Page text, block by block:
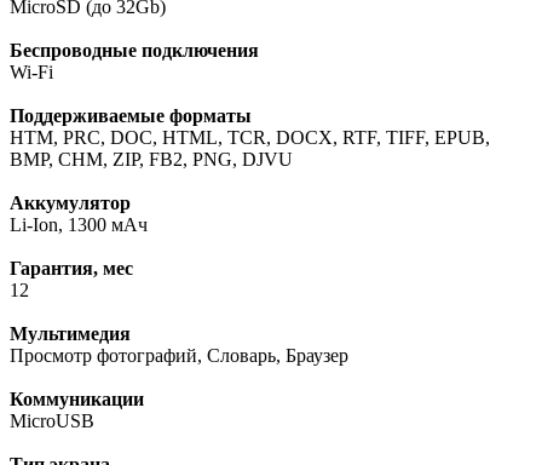
MicroSD (до 32Gb)
Беспроводные подключения
Wi-Fi
Поддерживаемые форматы
HTM, PRC, DOC, HTML, TCR, DOCX, RTF, TIFF, EPUB,
BMP, CHM, ZIP, FB2, PNG, DJVU
Аккумулятор
Li-Ion, 1300 мАч
Гарантия, мес
12
Мультимедия
Просмотр фотографий, Словарь, Браузер
Коммуникации
MicroUSB